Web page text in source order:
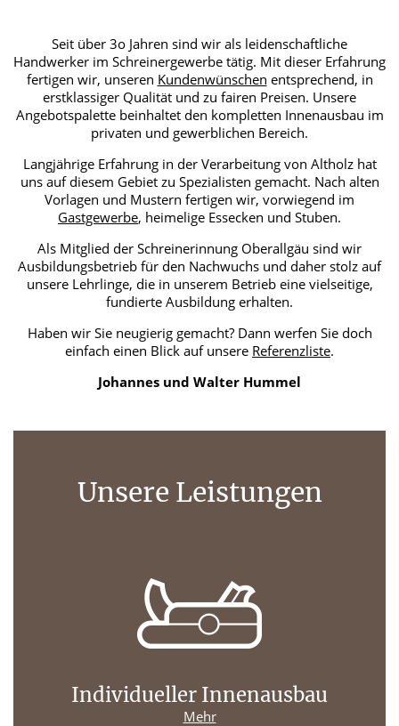
Seit über 3o Jahren sind wir als leidenschaftliche
Handwerker im Schreinergewerbe tätig. Mit dieser Erfahrung
fertigen wir, unseren Kundenwünschen entsprechend, in
erstklassiger Qualität und zu fairen Preisen. Unsere
Angebotspalette beinhaltet den kompletten Innenausbau im
privaten und gewerblichen Bereich.
Langjährige Erfahrung in der Verarbeitung von Altholz hat
uns auf diesem Gebiet zu Spezialisten gemacht. Nach alten
Vorlagen und Mustern fertigen wir, vorwiegend im
Gastgewerbe, heimelige Essecken und Stuben.
Als Mitglied der Schreinerinnung Oberallgäu sind wir
Ausbildungsbetrieb für den Nachwuchs und daher stolz auf
unsere Lehrlinge, die in unserem Betrieb eine vielseitige,
fundierte Ausbildung erhalten.
Haben wir Sie neugierig gemacht? Dann werfen Sie doch
einfach einen Blick auf unsere Referenzliste.
Johannes und Walter Hummel
Unsere Leistungen
Individueller Innenausbau
Mehr